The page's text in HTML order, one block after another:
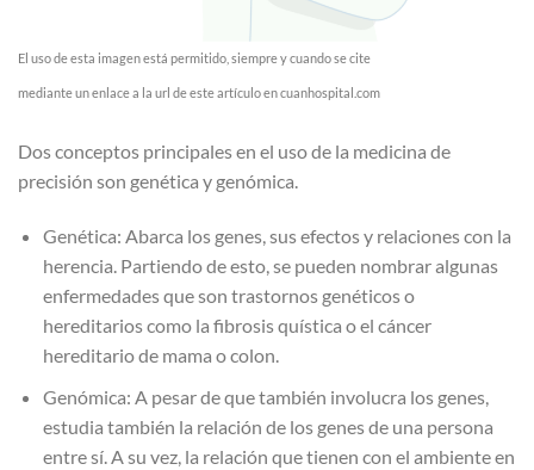
El uso de esta imagen está permitido, siempre y cuando se cite
mediante un enlace a la url de este artículo en cuanhospital.com
Dos conceptos principales en el uso de la medicina de
precisión son genética y genómica.
Genética: Abarca los genes, sus efectos y relaciones con la
herencia. Partiendo de esto, se pueden nombrar algunas
enfermedades que son trastornos genéticos o
hereditarios como la fibrosis quística o el cáncer
hereditario de mama o colon.
Genómica: A pesar de que también involucra los genes,
estudia también la relación de los genes de una persona
entre sí. A su vez, la relación que tienen con el ambiente en